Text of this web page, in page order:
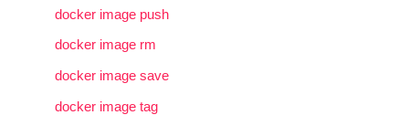
docker image push
docker image rm
docker image save
docker image tag